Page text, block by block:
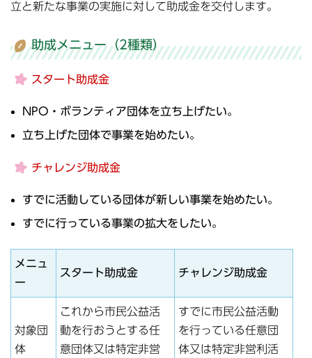
立と新たな事業の実施に対して助成金を交付します。
助成メニュー（2種類）
スタート助成金
NPO・ボランティア団体を立ち上げたい。
立ち上げた団体で事業を始めたい。
チャレンジ助成金
すでに活動している団体が新しい事業を始めたい。
すでに行っている事業の拡大をしたい。
メニュ
ー
スタート助成金 チャレンジ助成金
対象団
体
これから市民公益活
動を行おうとする任
意団体又は特定非営
すでに市民公益活動
を行っている任意団
体又は特定非営利活